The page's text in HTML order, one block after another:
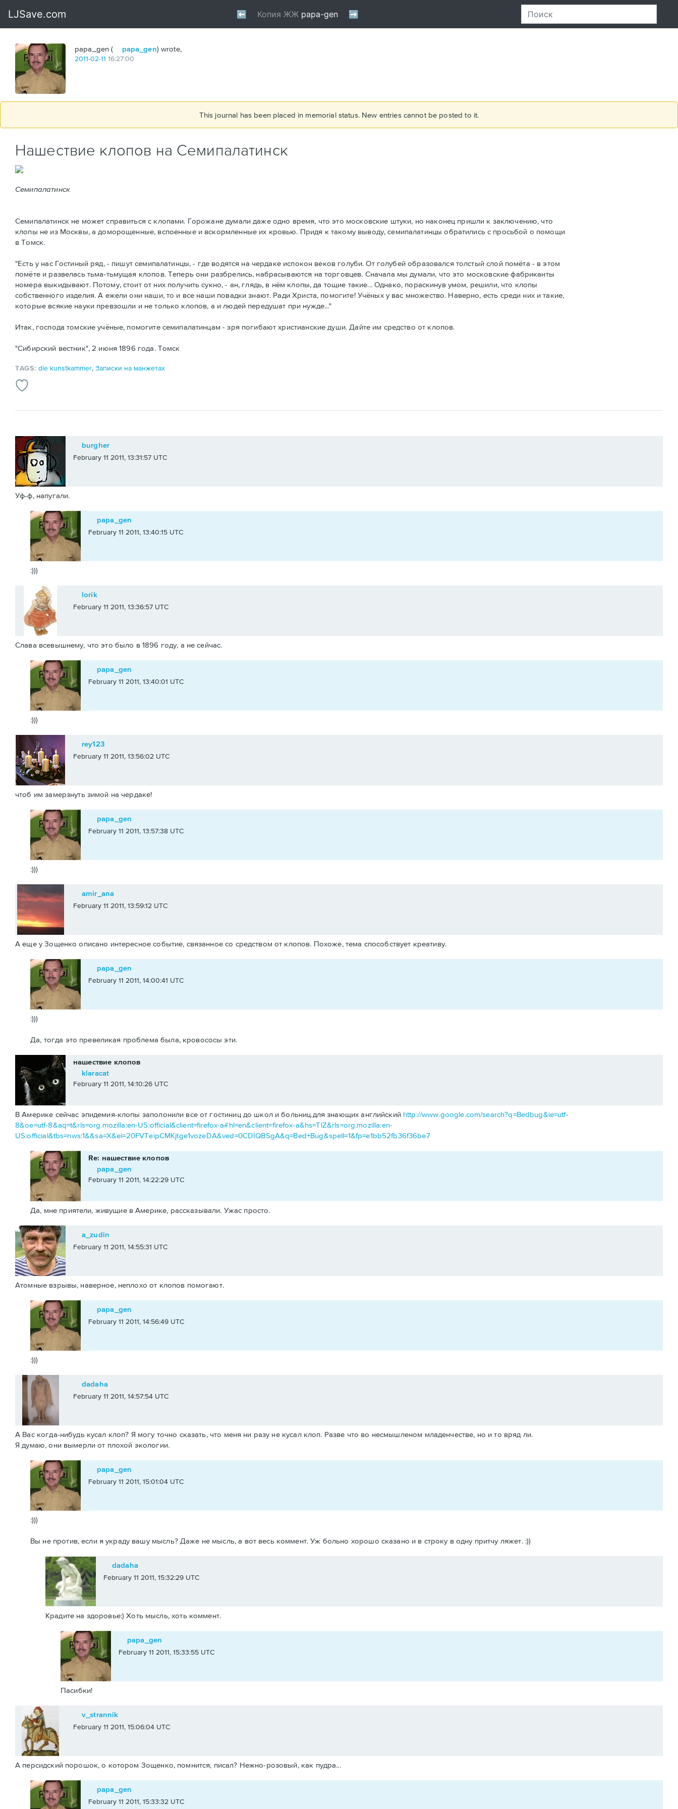
papa_gen ( papa_gen) wrote,
2011-02-11 16:27:00
This journal has been placed in memorial status. New entries cannot be posted to it.
Нашествие клопов на Семипалатинск
Семипалатинск
Семипалатинск не может справиться с клопами. Горожане думали даже одно время, что это московские штуки, но наконец пришли к заключению, что
клопы не из Москвы, а доморощенные, вспоенные и вскормленные их кровью. Придя к такому выводу, семипалатинцы обратились с просьбой о помощи
в Томск.
"Есть у нас Гостиный ряд, - пишут семипалатинцы, - где водятся на чердаке испокон веков голуби. От голубей образовался толстый слой помёта - в этом
помёте и развелась тьма-тьмущая клопов. Теперь они разбрелись, набрасываются на торговцев. Сначала мы думали, что это московские фабриканты
номера выкидывают. Потому, стоит от них получить сукно, - ан, глядь, в нём клопы, да тощие такие... Однако, пораскинув умом, решили, что клопы
собственного изделия. А ежели они наши, то и все наши повадки знают. Ради Христа, помогите! Учёных у вас множество. Наверно, есть среди них и такие,
которые всякие науки превзошли и не только клопов, а и людей передушат при нужде..."
Итак, господа томские учёные, помогите семипалатинцам - зря погибают христианские души. Дайте им средство от клопов.
"Сибирский вестник", 2 июня 1896 года. Томск
TAGS:die kunstkammer,Записки на манжетах
burgher
February 11 2011, 13:31:57 UTC
Уф-ф, напугали.
papa_gen
February 11 2011, 13:40:15 UTC
:)))
lorik
February 11 2011, 13:36:57 UTC
Слава всевышнему, что это было в 1896 году, а не сейчас.
papa_gen
February 11 2011, 13:40:01 UTC
:)))
rey123
February 11 2011, 13:56:02 UTC
чтоб им замерзнуть зимой на чердаке!
papa_gen
February 11 2011, 13:57:38 UTC
:)))
amir_ana
February 11 2011, 13:59:12 UTC
А еще у Зощенко описано интересное событие, связанное со средством от клопов. Похоже, тема способствует креативу.
papa_gen
February 11 2011, 14:00:41 UTC
:)))
Да, тогда это превеликая проблема была, кровососы эти.
нашествие клопов
klaracat
February 11 2011, 14:10:26 UTC
В Америке сейчас эпидемия-клопы заполонили все от гостиниц до школ и больниц.для знающих английский http://www.google.com/search?q=Bedbug&ie=utf-
8&oe=utf-8&aq=t&rls=org.mozilla:en-US:official&client=firefox-a#hl=en&client=firefox-a&hs=TlZ&rls=org.mozilla:en-
US:official&tbs=nws:1&&sa=X&ei=20FVTeipCMKjtge1vozeDA&ved=0CDIQBSgA&q=Bed+Bug&spell=1&fp=e1bb52fb36f36be7
Re: нашествие клопов
papa_gen
February 11 2011, 14:22:29 UTC
Да, мне приятели, живущие в Америке, рассказывали. Ужас просто.
a_zudin
February 11 2011, 14:55:31 UTC
Атомные взрывы, наверное, неплохо от клопов помогают.
papa_gen
February 11 2011, 14:56:49 UTC
:)))
dadaha
February 11 2011, 14:57:54 UTC
А Вас когда-нибудь кусал клоп? Я могу точно сказать, что меня ни разу не кусал клоп. Разве что во несмышленом младенчестве, но и то вряд ли.
Я думаю, они вымерли от плохой экологии.
papa_gen
February 11 2011, 15:01:04 UTC
:)))
Вы не против, если я украду вашу мысль? Даже не мысль, а вот весь коммент. Уж больно хорошо сказано и в строку в одну притчу ляжет. :))
dadaha
February 11 2011, 15:32:29 UTC
Крадите на здоровье:) Хоть мысль, хоть коммент.
papa_gen
February 11 2011, 15:33:55 UTC
Пасибки!
v_strannik
February 11 2011, 15:06:04 UTC
А персидский порошок, о котором Зощенко, помнится, писал? Нежно-розовый, как пудра...
papa_gen
February 11 2011, 15:33:32 UTC